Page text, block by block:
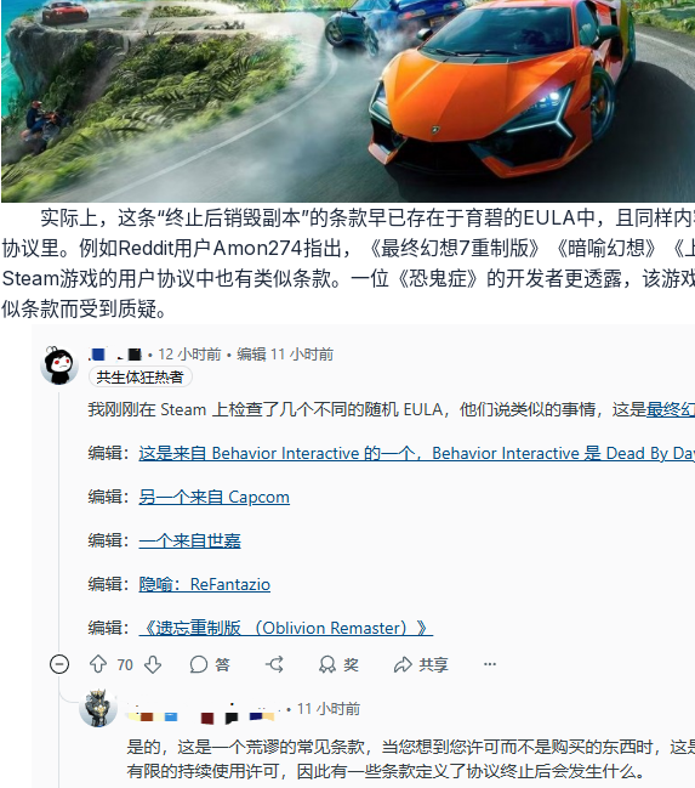
实际上，这条“终止后销毁副本”的条款早已存在于育碧的EULA中，且同样
协议里。例如Reddit用户Amon274指出，《最终幻想7重制版》《暗喻幻想》《
Steam游戏的用户协议中也有类似条款。一位《恐鬼症》的开发者更透露，该游
似条款而受到质疑。